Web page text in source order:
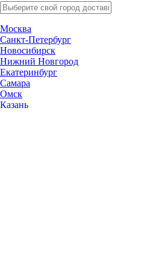
Москва
Санкт-Петербург
Новосибирск
Нижний Новгород
Екатеринбург
Самара
Омск
Казань